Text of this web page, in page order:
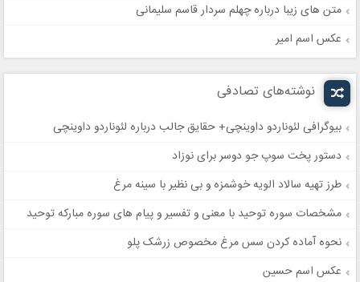
متن های زیبا درباره چهلم سردار قاسم سلیمانی
عکس اسم امیر
نوشته‌های تصادفی
بیوگرافی لئوناردو داوینچی+ حقایق جالب درباره لئوناردو داوینچی
دستور پخت سوپ جو دوسر برای نوزاد
طرز تهیه سالاد الویه خوشمزه و بی نظیر با سینه مرغ
مشخصات سوره توحید با معنی و تفسیر و پیام های سوره مبارکه توحید
نحوه آماده کردن سس مرغ مخصوص زرشک پلو
عکس اسم حسین